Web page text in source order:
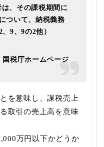
、その課税期間に
ついて、納税義務
9、9の2他）
国税庁ホームページ
を意味し、課税売上
取引の売上高を意味
万円以下かどうか